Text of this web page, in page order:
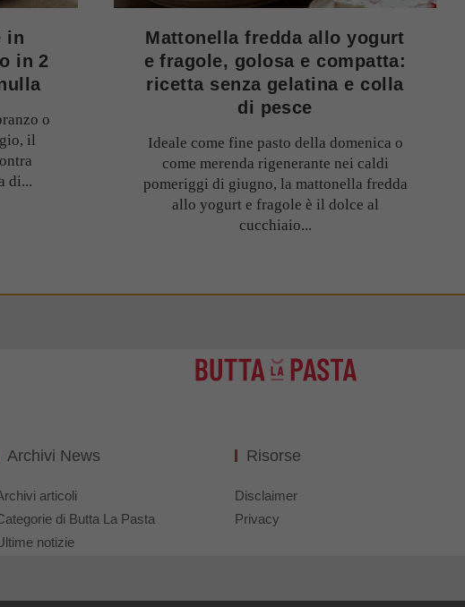
in
in 2
o
il
di...
Mattonella fredda allo yogurt
e fragole, golosa e compatta:
ricetta senza gelatina e colla
di pesce
Ideale come fine pasto della domenica o
come merenda rigenerante nei caldi
pomeriggi di giugno, la mattonella fredda
allo yogurt e fragole è il dolce al
cucchiaio...
Archivi News
articoli
di Butta La Pasta
notizie
Risorse
Disclaimer
Privacy